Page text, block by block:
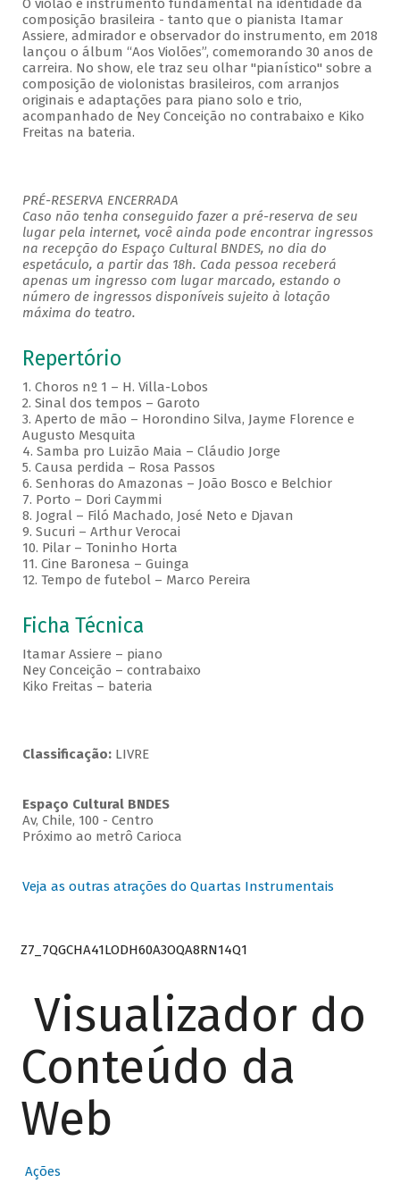
O violão é instrumento fundamental na identidade da
composição brasileira - tanto que o pianista Itamar
Assiere, admirador e observador do instrumento, em 2018
lançou o álbum “Aos Violões”, comemorando 30 anos de
carreira. No show, ele traz seu olhar "pianístico" sobre a
composição de violonistas brasileiros, com arranjos
originais e adaptações para piano solo e trio,
acompanhado de Ney Conceição no contrabaixo e Kiko
Freitas na bateria.
PRÉ-RESERVA ENCERRADA
Caso não tenha conseguido fazer a pré-reserva de seu
lugar pela internet, você ainda pode encontrar ingressos
na recepção do Espaço Cultural BNDES, no dia do
espetáculo, a partir das 18h. Cada pessoa receberá
apenas um ingresso com lugar marcado, estando o
número de ingressos disponíveis sujeito à lotação
máxima do teatro.
Repertório
1. Choros nº 1 – H. Villa-Lobos
2. Sinal dos tempos – Garoto
3. Aperto de mão – Horondino Silva, Jayme Florence e
Augusto Mesquita
4. Samba pro Luizão Maia – Cláudio Jorge
5. Causa perdida – Rosa Passos
6. Senhoras do Amazonas – João Bosco e Belchior
7. Porto – Dori Caymmi
8. Jogral – Filó Machado, José Neto e Djavan
9. Sucuri – Arthur Verocai
10. Pilar – Toninho Horta
11. Cine Baronesa – Guinga
12. Tempo de futebol – Marco Pereira
Ficha Técnica
Itamar Assiere – piano
Ney Conceição – contrabaixo
Kiko Freitas – bateria
Classificação: LIVRE
Espaço Cultural BNDES
Av, Chile, 100 - Centro
Próximo ao metrô Carioca
Veja as outras atrações do Quartas Instrumentais
Z7_7QGCHA41LODH60A3OQA8RN14Q1
Visualizador do
Conteúdo da
Web
Ações